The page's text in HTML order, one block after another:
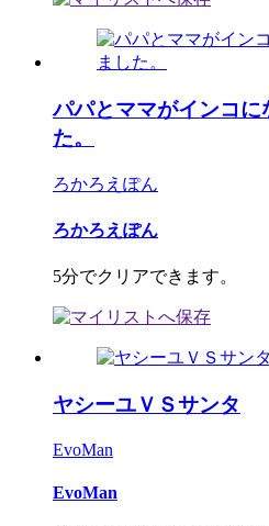
パパとママがインコに
た。
ろかろえぽん
ろかろえぽん
5分でクリアできます。
ヤシーユＶＳサンタ
EvoMan
EvoMan